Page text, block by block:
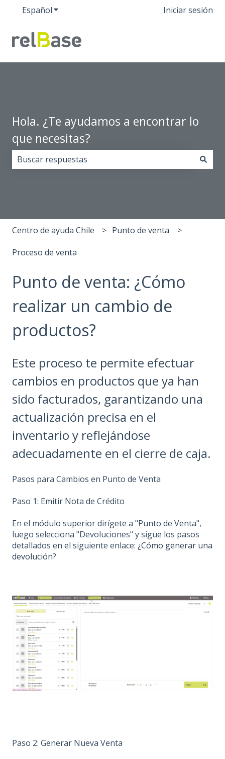
EspañolTraducciones de Mostrar submenú de
Iniciar sesión
Hola. ¿Te ayudamos a encontrar lo
que necesitas?
Centro de ayuda Chile Punto de venta
Proceso de venta
Punto de venta: ¿Cómo
realizar un cambio de
productos?
Este proceso te permite efectuar
cambios en productos que ya han
sido facturados, garantizando una
actualización precisa en el
inventario y reflejándose
adecuadamente en el cierre de caja.
Pasos para Cambios en Punto de Venta
Paso 1: Emitir Nota de Crédito
En el módulo superior dirígete a "Punto de Venta",
luego selecciona "Devoluciones" y sigue los pasos
detallados en el siguiente enlace: ¿Cómo generar una
devolución?
Paso 2: Generar Nueva Venta